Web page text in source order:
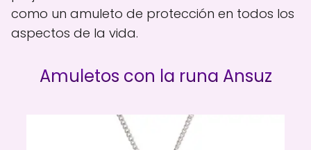
como un amuleto de protección en todos los
aspectos de la vida.
Amuletos con la runa Ansuz